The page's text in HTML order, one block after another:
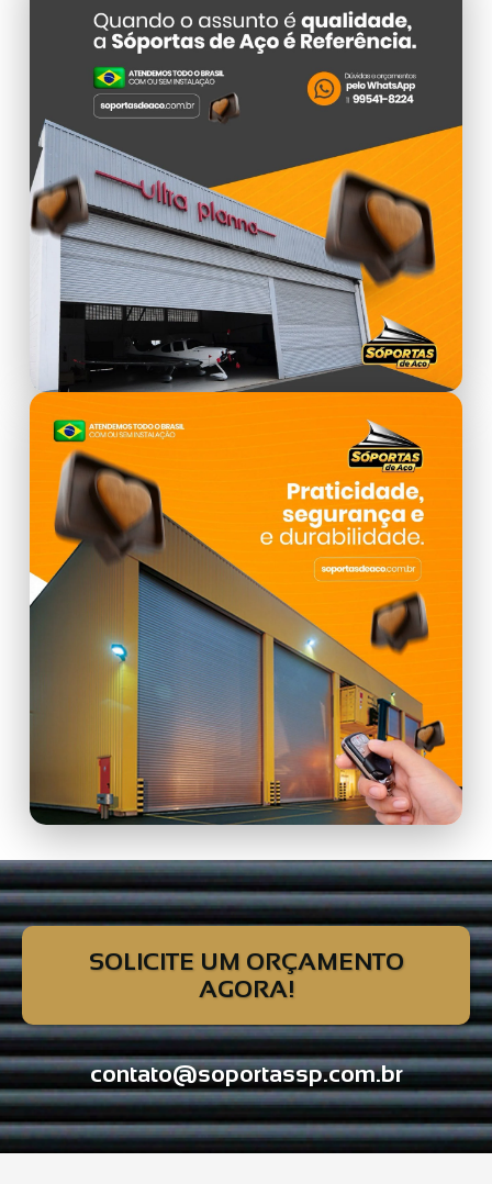
SOLICITE UM ORÇAMENTO
AGORA!
contato@soportassp.com.br